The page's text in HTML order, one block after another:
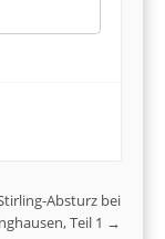
Absturz bei
Teil 1 →